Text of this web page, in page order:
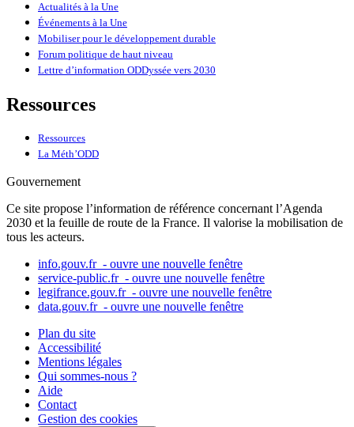
Actualités à la Une
Événements à la Une
Mobiliser pour le développement durable
Forum politique de haut niveau
Lettre d’information ODDyssée vers 2030
Ressources
Ressources
La Méth’ODD
Gouvernement
Ce site propose l’information de référence concernant l’Agenda
2030 et la feuille de route de la France. Il valorise la mobilisation de
tous les acteurs.
info.gouv.fr - ouvre une nouvelle fenêtre
service-public.fr - ouvre une nouvelle fenêtre
legifrance.gouv.fr - ouvre une nouvelle fenêtre
data.gouv.fr - ouvre une nouvelle fenêtre
Plan du site
Accessibilité
Mentions légales
Qui sommes-nous ?
Aide
Contact
Gestion des cookies